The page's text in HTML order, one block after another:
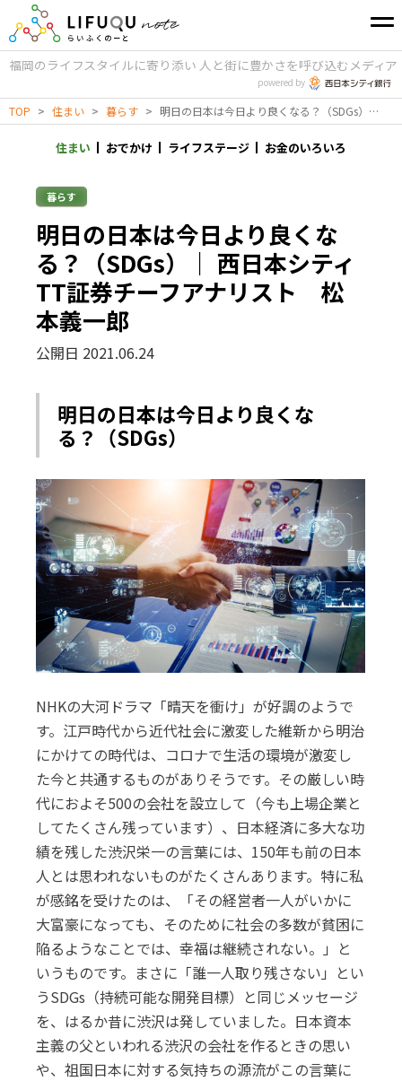
福岡のライフスタイルに寄り添い 人と街に豊かさを呼び込むメディア
powered by
TOP > 住まい > 暮らす > 明日の日本は今日より良くなる？（SDGs）｜ 西日本シティTT証券チーフアナリスト 松本義一郎
住まい おでかけ ライフステージ お金のいろいろ
暮らす
明日の日本は今日より良くな
る？（SDGs）｜ 西日本シティ
TT証券チーフアナリスト 松
本義一郎
公開日 2021.06.24
明日の日本は今日より良くな
る？（SDGs）
NHKの大河ドラマ「晴天を衝け」が好調のようで
す。江戸時代から近代社会に激変した維新から明治
にかけての時代は、コロナで生活の環境が激変し
た今と共通するものがありそうです。その厳しい時
代におよそ500の会社を設立して（今も上場企業と
してたくさん残っています）、日本経済に多大な功
績を残した渋沢栄一の言葉には、150年も前の日本
人とは思われないものがたくさんあります。特に私
が感銘を受けたのは、「その経営者一人がいかに
大富豪になっても、そのために社会の多数が貧困に
陥るようなことでは、幸福は継続されない。」と
いうものです。まさに「誰一人取り残さない」とい
うSDGs（持続可能な開発目標）と同じメッセージ
を、はるか昔に渋沢は発していました。日本資本
主義の父といわれる渋沢の会社を作るときの思い
や、祖国日本に対する気持ちの源流がこの言葉に